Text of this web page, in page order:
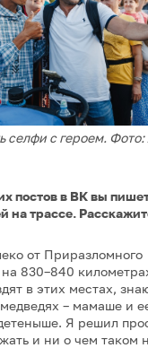
селфи с героем.
постов в ВК вы
на трассе.
от Приразломного
830–840
в этих местах,
– мамаше и
Я решил
и ни о чем таком